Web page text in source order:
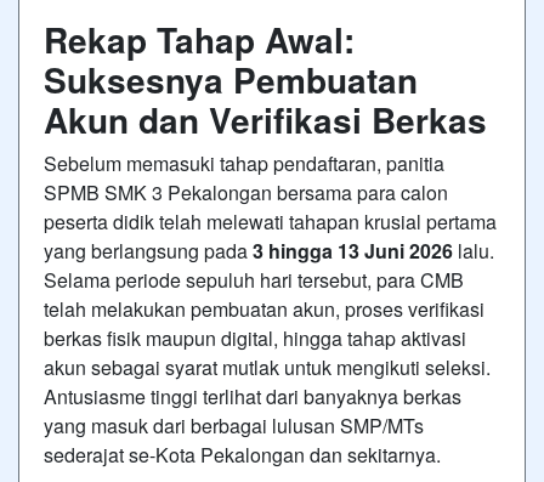
Rekap Tahap Awal:
Suksesnya Pembuatan
Akun dan Verifikasi Berkas
Sebelum memasuki tahap pendaftaran, panitia
SPMB SMK 3 Pekalongan bersama para calon
peserta didik telah melewati tahapan krusial pertama
yang berlangsung pada3 hingga 13 Juni 2026 lalu.
Selama periode sepuluh hari tersebut, para CMB
telah melakukan pembuatan akun, proses verifikasi
berkas fisik maupun digital, hingga tahap aktivasi
akun sebagai syarat mutlak untuk mengikuti seleksi.
Antusiasme tinggi terlihat dari banyaknya berkas
yang masuk dari berbagai lulusan SMP/MTs
sederajat se-Kota Pekalongan dan sekitarnya.